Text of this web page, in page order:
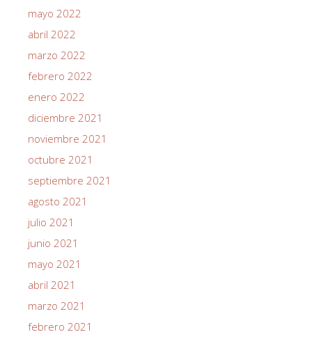
mayo 2022
abril 2022
marzo 2022
febrero 2022
enero 2022
diciembre 2021
noviembre 2021
octubre 2021
septiembre 2021
agosto 2021
julio 2021
junio 2021
mayo 2021
abril 2021
marzo 2021
febrero 2021